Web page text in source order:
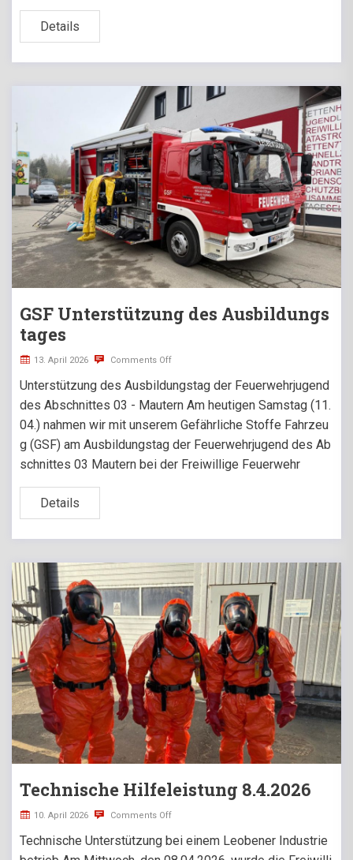
Details
GSF Unterstützung des Ausbildungs
tages
13. April 2026 Comments Off
Unterstützung des Ausbildungstag der Feuerwehrjugend
des Abschnittes 03 - Mautern Am heutigen Samstag (11.
04.) nahmen wir mit unserem Gefährliche Stoffe Fahrzeu
g (GSF) am Ausbildungstag der Feuerwehrjugend des Ab
schnittes 03 Mautern bei der Freiwillige Feuerwehr
Details
Technische Hilfeleistung 8.4.2026
10. April 2026 Comments Off
Technische Unterstützung bei einem Leobener Industrie